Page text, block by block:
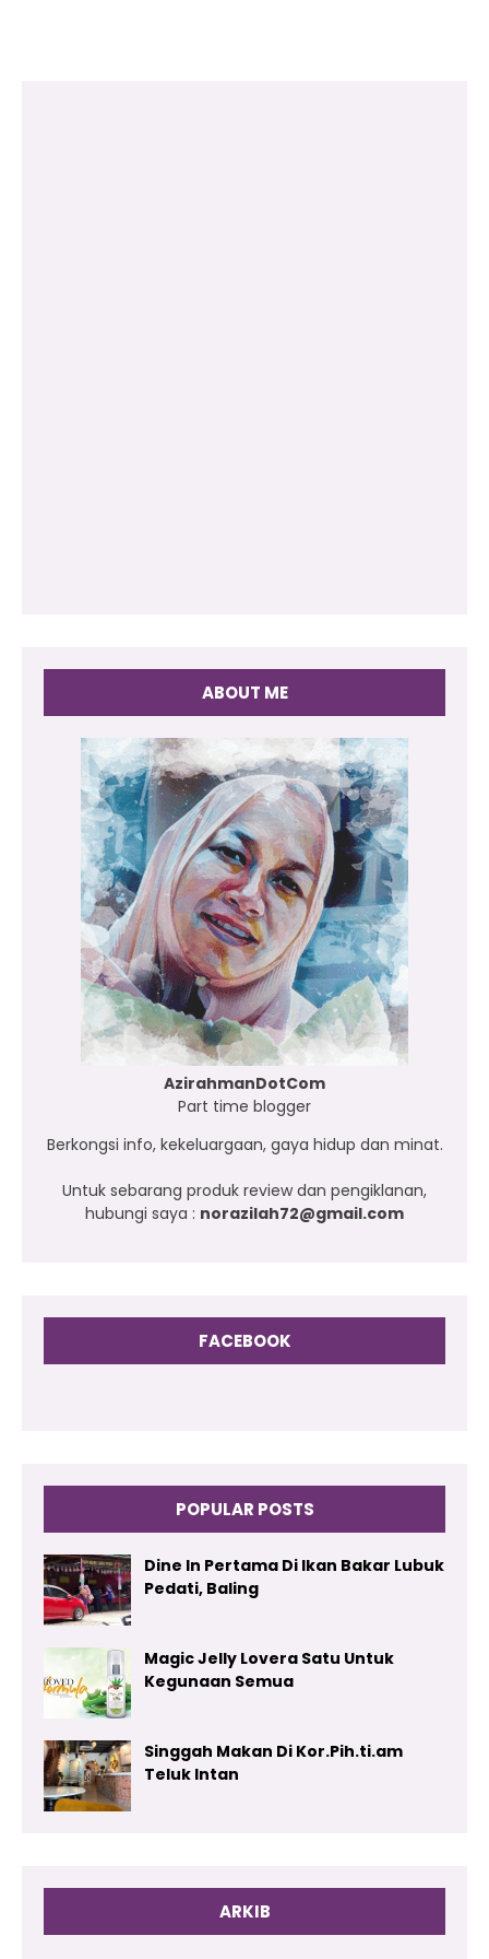
ABOUT ME
AzirahmanDotCom
Part time blogger
Berkongsi info, kekeluargaan, gaya hidup dan minat.
Untuk sebarang produk review dan pengiklanan,
hubungi saya : norazilah72@gmail.com
FACEBOOK
POPULAR POSTS
Dine In Pertama Di Ikan Bakar Lubuk
Pedati, Baling
Magic Jelly Lovera Satu Untuk
Kegunaan Semua
Singgah Makan Di Kor.Pih.ti.am
Teluk Intan
ARKIB